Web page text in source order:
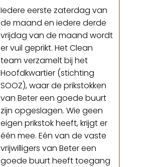
Iedere eerste zaterdag van
de maand en iedere derde
vrijdag van de maand wordt
er vuil geprikt. Het Clean
team verzamelt bij het
Hoofdkwartier (stichting
SOOZ), waar de prikstokken
van Beter een goede buurt
zijn opgeslagen. Wie geen
eigen prikstok heeft, krijgt er
één mee. Eén van de vaste
vrijwilligers van Beter een
goede buurt heeft toegang